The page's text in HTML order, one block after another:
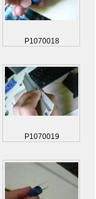
P1070018
P1070019